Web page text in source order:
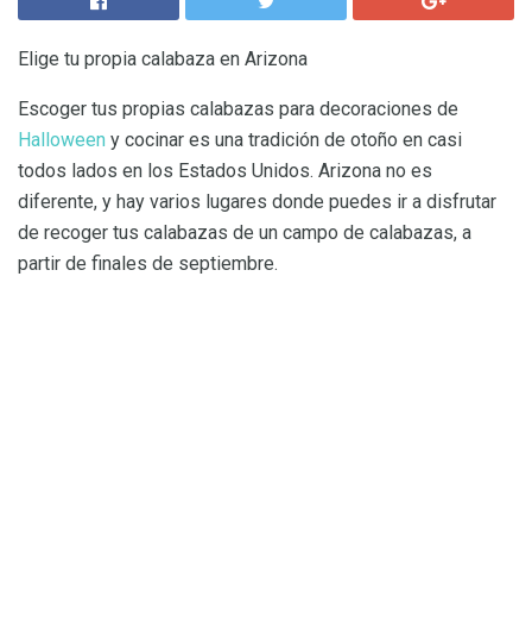
Elige tu propia calabaza en Arizona
Escoger tus propias calabazas para decoraciones de
Halloween y cocinar es una tradición de otoño en casi
todos lados en los Estados Unidos. Arizona no es
diferente, y hay varios lugares donde puedes ir a disfrutar
de recoger tus calabazas de un campo de calabazas, a
partir de finales de septiembre.